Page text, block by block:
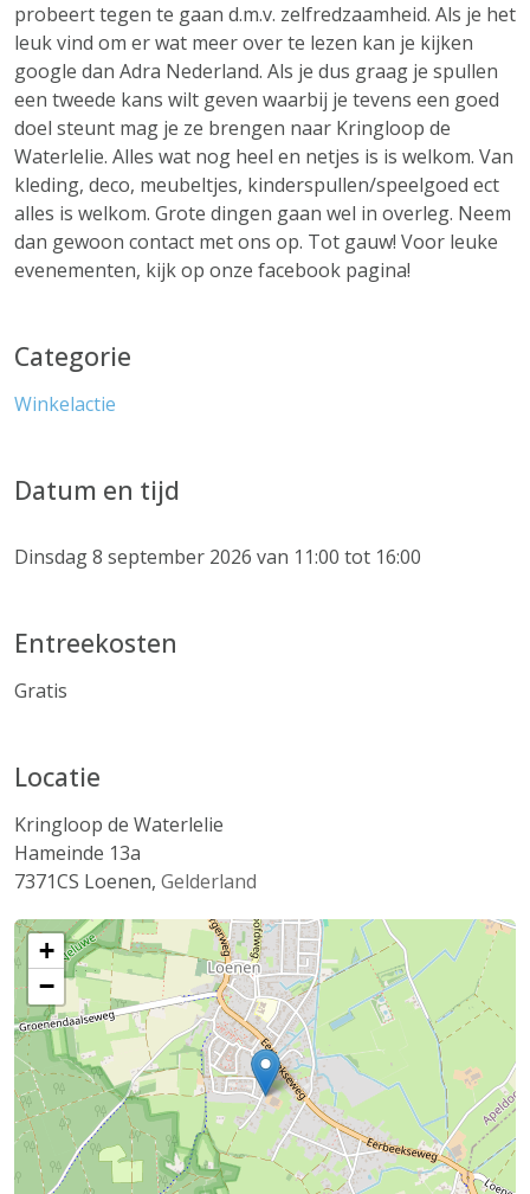
probeert tegen te gaan d.m.v. zelfredzaamheid. Als je het
leuk vind om er wat meer over te lezen kan je kijken
google dan Adra Nederland. Als je dus graag je spullen
een tweede kans wilt geven waarbij je tevens een goed
doel steunt mag je ze brengen naar Kringloop de
Waterlelie. Alles wat nog heel en netjes is is welkom. Van
kleding, deco, meubeltjes, kinderspullen/speelgoed ect
alles is welkom. Grote dingen gaan wel in overleg. Neem
dan gewoon contact met ons op. Tot gauw! Voor leuke
evenementen, kijk op onze facebook pagina!
Categorie
Winkelactie
Datum en tijd
Dinsdag 8 september 2026 van 11:00 tot 16:00
Entreekosten
Gratis
Locatie
Kringloop de Waterlelie
Hameinde 13a
7371CS Loenen, Gelderland
+
−